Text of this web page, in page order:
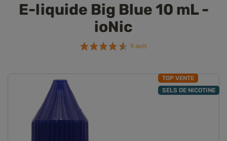
E-liquide Big Blue 10 mL -
ioNic
9 avis
TOP VENTE
SELS DE NICOTINE